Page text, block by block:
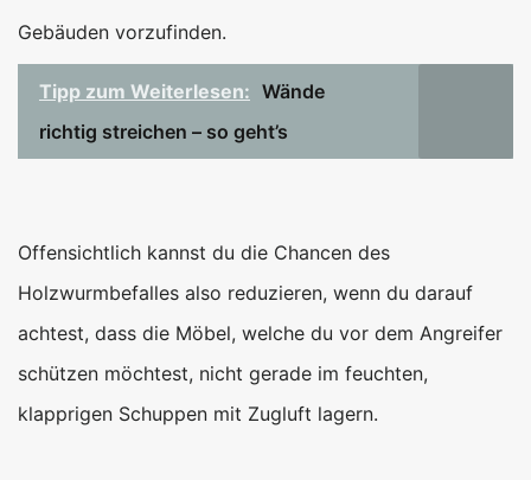
Gebäuden vorzufinden.
Tipp zum Weiterlesen: Wände
richtig streichen – so geht’s
Offensichtlich kannst du die Chancen des
Holzwurmbefalles also reduzieren, wenn du darauf
achtest, dass die Möbel, welche du vor dem Angreifer
schützen möchtest, nicht gerade im feuchten,
klapprigen Schuppen mit Zugluft lagern.